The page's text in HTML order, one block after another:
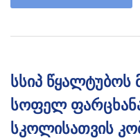
სსიპ წყალტუბოს
სოფელ
სკოლისათვის